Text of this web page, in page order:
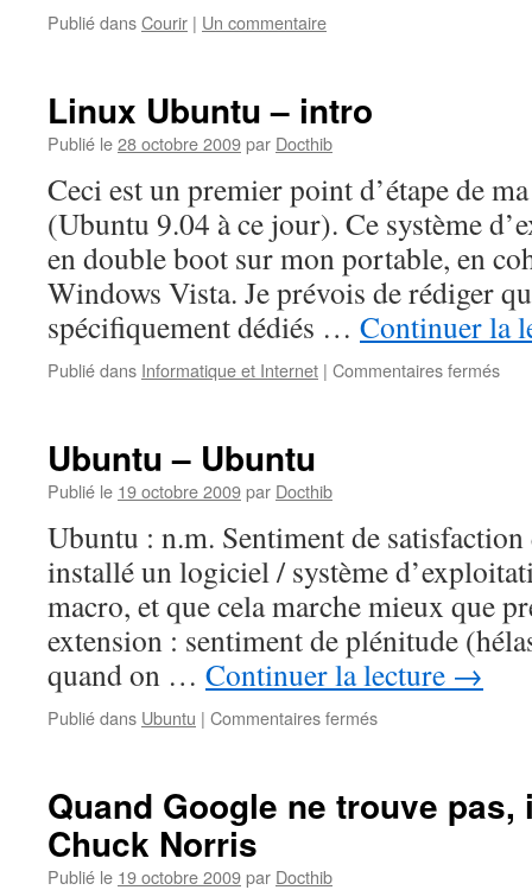
Publié dansCourir | Un commentaire
Linux Ubuntu – intro
Publié le28 octobre 2009par Docthib
Ceci est un premier point d’étape de
(Ubuntu 9.04 à ce jour). Ce système
en double boot sur mon portable, en
Windows Vista. Je prévois de rédiger
spécifiquement dédiés … Continuer la
Publié dans Informatique et Internet | Commentaires ferméssur
Ubuntu – Ubuntu
Publié le 19 octobre 2009par Docthib
Ubuntu : n.m. Sentiment de satisfaction
installé un logiciel / système
macro, et que cela marche mieux que
extension : sentiment de plénitude
quand on … Continuer la lecture →
Publié dans Ubuntu | Commentaires ferméssur
Quand Google ne trouve pas,
Chuck Norris
Publié le 19 octobre 2009par Docthib